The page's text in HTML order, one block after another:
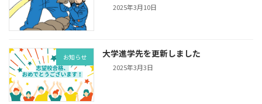
2025年3月10日
お知らせ 大学進学先を更新しました
2025年3月3日